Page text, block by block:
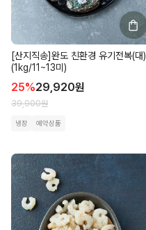
[산지직송]완도 친환경 유기전복(대)
(1kg/11~13미)
25%29,920원
39,900원
냉장 예약상품